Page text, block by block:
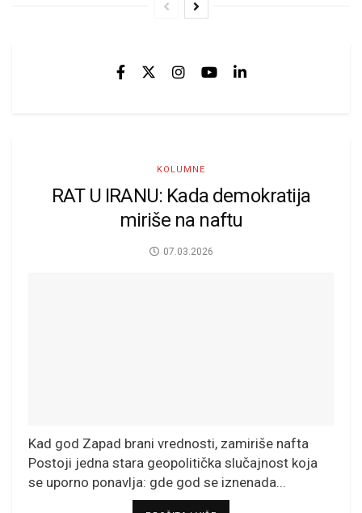
KOLUMNE
RAT U IRANU: Kada demokratija
miriše na naftu
07.03.2026
Kad god Zapad brani vrednosti, zamiriše nafta
Postoji jedna stara geopolitička slučajnost koja
se uporno ponavlja: gde god se iznenada...